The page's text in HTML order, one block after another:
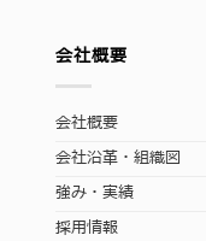
会社概要
会社概要
会社沿革・組織図
強み・実績
採用情報